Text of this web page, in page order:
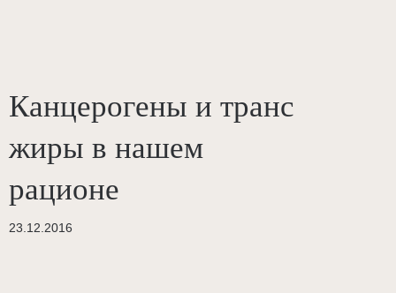
Канцерогены и транс
жиры в нашем
рационе
23.12.2016